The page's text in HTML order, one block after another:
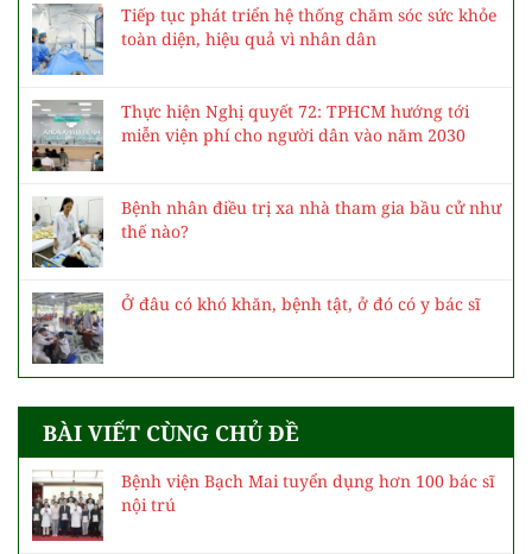
Tiếp tục phát triển hệ thống chăm sóc sức khỏe
toàn diện, hiệu quả vì nhân dân
Thực hiện Nghị quyết 72: TPHCM hướng tới
miễn viện phí cho người dân vào năm 2030
Bệnh nhân điều trị xa nhà tham gia bầu cử như
thế nào?
Ở đâu có khó khăn, bệnh tật, ở đó có y bác sĩ
BÀI VIẾT CÙNG CHỦ ĐỀ
Bệnh viện Bạch Mai tuyển dụng hơn 100 bác sĩ
nội trú